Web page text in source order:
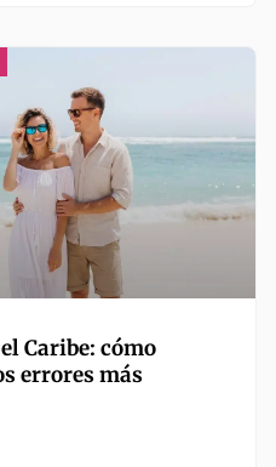
Caribe: cómo
errores más